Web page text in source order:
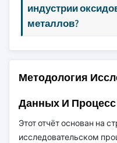
индустрии
металлов?
Методология
Данных И
Этот отчёт основан на
исследовательском